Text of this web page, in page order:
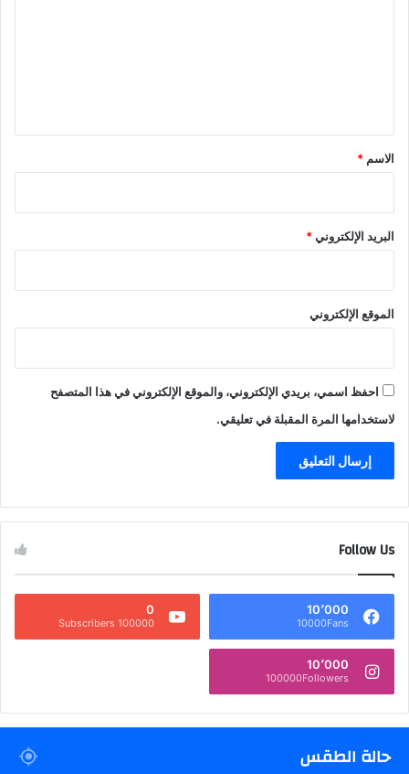
*
الاسم *
البريد الإلكتروني*
الموقع الإلكتروني
احفظ اسمي، بريدي الإلكتروني، والموقع الإلكتروني في هذا المتصفح
لاستخدامها المرة المقبلة في تعليقي.
Follow Us
10٬000
10000Fans
0
100000 Subscribers
10٬000
100000Followers
حالة الطقس